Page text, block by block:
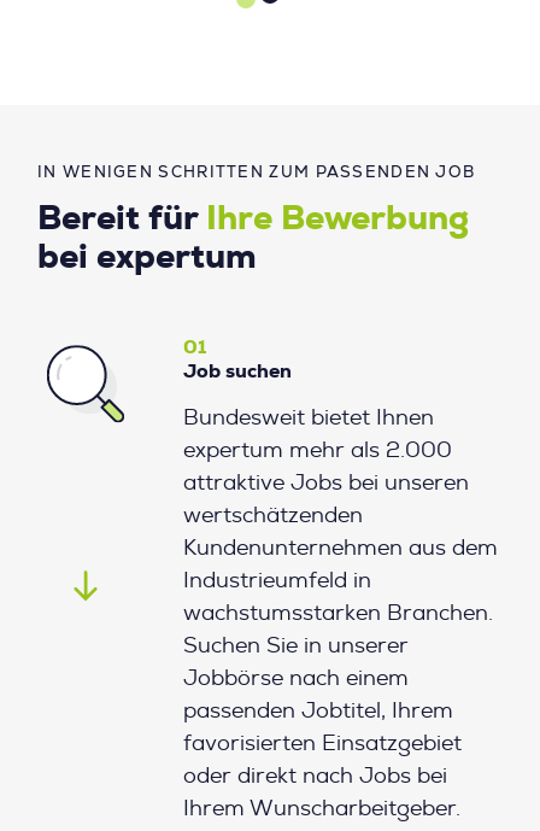
IN WENIGEN SCHRITTEN ZUM PASSENDEN JOB
Bereit für
Ihre Bewerbung
bei expertum
01
Job suchen
Bundesweit bietet Ihnen
expertum mehr als 2.000
attraktive Jobs bei unseren
wertschätzenden
Kundenunternehmen aus dem
Industrieumfeld in
wachstumsstarken Branchen.
Suchen Sie in unserer
Jobbörse nach einem
passenden Jobtitel, Ihrem
favorisierten Einsatzgebiet
oder direkt nach Jobs bei
Ihrem Wunscharbeitgeber.